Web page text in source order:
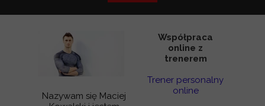
Współpraca
online z
trenerem
Trener personalny
online
Nazywam się Maciej